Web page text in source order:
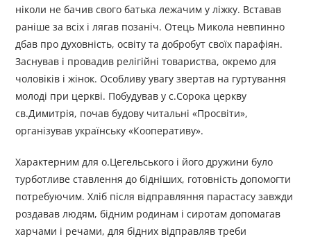
ніколи не бачив свого батька лежачим у ліжку. Вставав
раніше за всіх і лягав позаніч. Отець Микола невпинно
дбав про духовність, освіту та добробут своїх парафіян.
Заснував і провадив релігійні товариства, окремо для
чоловіків і жінок. Особливу увагу звертав на гуртування
молоді при церкві. Побудував у с.Сорока церкву
св.Димитрія, почав будову читальні «Просвіти»,
організував українську «Кооперативу».
Характерним для о.Цегельського і його дружини було
турботливе ставлення до бідніших, готовність допомогти
потребуючим. Хліб після відправляння парастасу завжди
роздавав людям, бідним родинам і сиротам допомагав
харчами і речами, для бідних відправляв треби